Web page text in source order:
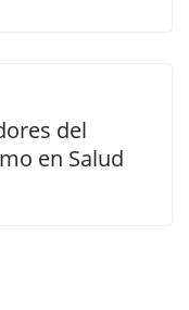
del
en Salud